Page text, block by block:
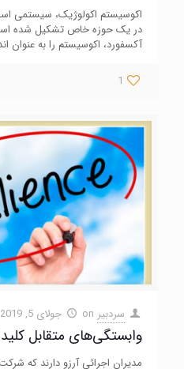
اکوسیستم اکولوژیک، سیستمی
در یک حوزه خاص تشکیل شده
آکسفورد، اکوسیستم را به عنوان
1
سردبیر on جولای 5, 2019
وابستگی‌های متقابل
مدیران اجرائی آرزو دارند که